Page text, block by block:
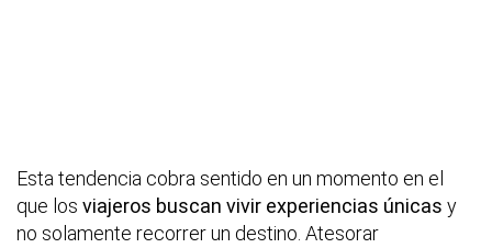
Esta tendencia cobra sentido en un momento en el
que los viajeros buscan vivir experiencias únicas y
no solamente recorrer un destino. Atesorar